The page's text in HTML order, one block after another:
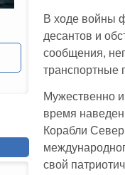
В ходе войны
десантов и
сообщения,
транспортные
Мужественно
время
Корабли
свой